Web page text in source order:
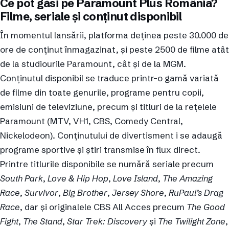
Ce pot găsi pe Paramount Plus România?
Filme, seriale și conținut disponibil
În momentul lansării, platforma deținea peste 30.000 de
ore de conținut înmagazinat, și peste 2500 de filme atât
de la studiourile Paramount, cât și de la MGM.
Conținutul disponibil se traduce printr-o gamă variată
de filme din toate genurile, programe pentru copii,
emisiuni de televiziune, precum și titluri de la rețelele
Paramount (MTV, VH1, CBS, Comedy Central,
Nickelodeon). Conținutului de divertisment i se adaugă
programe sportive și știri transmise în flux direct.
Printre titlurile disponibile se numără seriale precum
South Park, Love & Hip Hop, Love Island, The Amazing
Race, Survivor, Big Brother, Jersey Shore, RuPaul’s Drag
Race, dar și originalele CBS All Acces precum The Good
Fight, The Stand, Star Trek: Discoveryși The Twilight Zone,